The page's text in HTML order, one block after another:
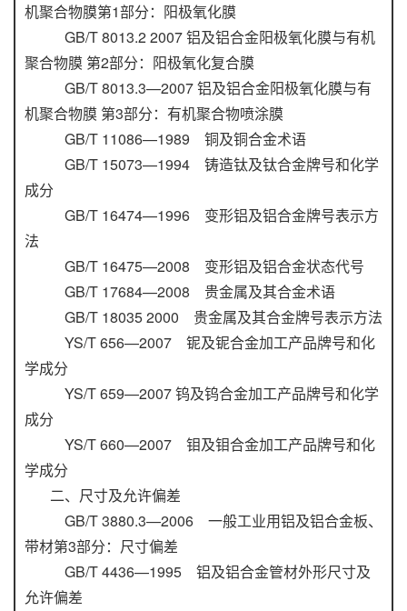
机聚合物膜第1部分：阳极氧化膜
GB/T 8013.2 2007 铝及铝合金阳极氧化膜与有机
聚合物膜 第2部分：阳极氧化复合膜
GB/T 8013.3—2007 铝及铝合金阳极氧化膜与有
机聚合物膜 第3部分：有机聚合物喷涂膜
GB/T 11086—1989 铜及铜合金术语
GB/T 15073—1994 铸造钛及钛合金牌号和化学
成分
GB/T 16474—1996 变形铝及铝合金牌号表示方
法
GB/T 16475—2008 变形铝及铝合金状态代号
GB/T 17684—2008 贵金属及其合金术语
GB/T 18035 2000 贵金属及其合金牌号表示方法
YS/T 656—2007 铌及铌合金加工产品牌号和化
学成分
YS/T 659—2007 钨及钨合金加工产品牌号和化学
成分
YS/T 660—2007 钼及钼合金加工产品牌号和化
学成分
二、尺寸及允许偏差
GB/T 3880.3—2006 一般工业用铝及铝合金板、
带材第3部分：尺寸偏差
GB/T 4436—1995 铝及铝合金管材外形尺寸及
允许偏差